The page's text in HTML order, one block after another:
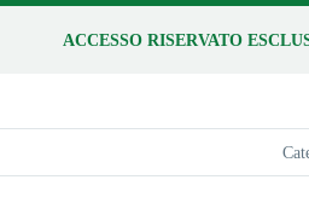
ACCESSO RISERVATO